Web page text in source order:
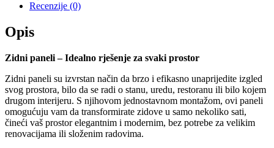
Recenzije (0)
Opis
Zidni paneli – Idealno rješenje za svaki prostor
Zidni paneli su izvrstan način da brzo i efikasno unaprijedite izgled
svog prostora, bilo da se radi o stanu, uredu, restoranu ili bilo kojem
drugom interijeru. S njihovom jednostavnom montažom, ovi paneli
omogućuju vam da transformirate zidove u samo nekoliko sati,
čineći vaš prostor elegantnim i modernim, bez potrebe za velikim
renovacijama ili složenim radovima.